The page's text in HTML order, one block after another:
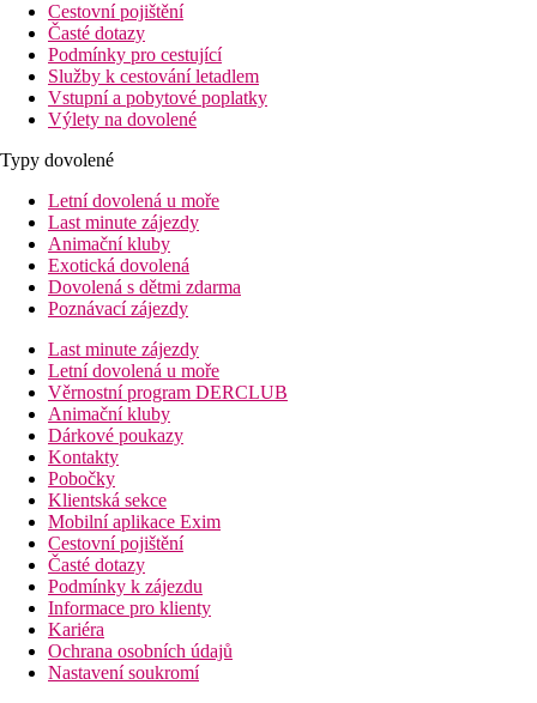
Cestovní pojištění
Časté dotazy
Podmínky pro cestující
Služby k cestování letadlem
Vstupní a pobytové poplatky
Výlety na dovolené
Typy dovolené
Letní dovolená u moře
Last minute zájezdy
Animační kluby
Exotická dovolená
Dovolená s dětmi zdarma
Poznávací zájezdy
Last minute zájezdy
Letní dovolená u moře
Věrnostní program DERCLUB
Animační kluby
Dárkové poukazy
Kontakty
Pobočky
Klientská sekce
Mobilní aplikace Exim
Cestovní pojištění
Časté dotazy
Podmínky k zájezdu
Informace pro klienty
Kariéra
Ochrana osobních údajů
Nastavení soukromí